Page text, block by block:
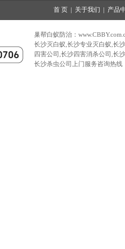
首 页 | 关于我们 | 产品
巢帮白蚁防治：
长沙灭白蚁,长沙专业灭白蚁,长
四害公司,长沙四害消杀公司,长
长沙杀虫公司上门服务咨询热